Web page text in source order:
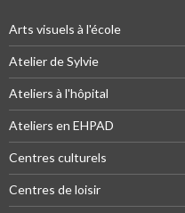
Arts visuels à l'école
Atelier de Sylvie
Ateliers à l'hôpital
Ateliers en EHPAD
Centres culturels
Centres de loisir